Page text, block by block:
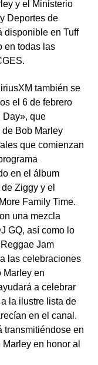
y el Ministerio
Deportes de
disponible en Tuff
en todas las
también se
el 6 de febrero
Day», que
Bob Marley
que comienzan
en el álbum
Ziggy y el
Family Time.
una mezcla
GQ, así como lo
Jam
las celebraciones
Marley en
a celebrar
la ilustre lista de
en el canal.
transmitiéndose en
en honor al